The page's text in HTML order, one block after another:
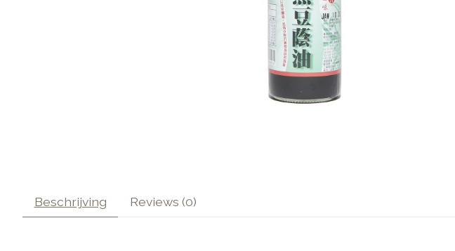
Beschrijving Reviews (0)